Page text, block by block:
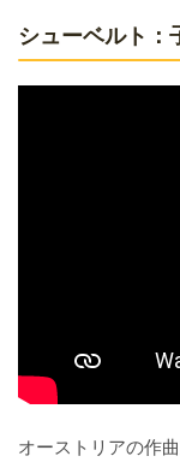
シューベルト：
オーストリアの作